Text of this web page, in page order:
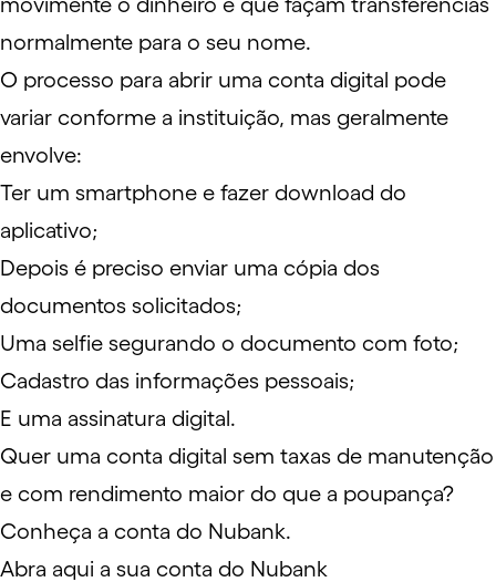
normalmente para o seu nome.
O processo para abrir uma conta digital pode
variar conforme a instituição, mas geralmente
envolve:
Ter um smartphone e fazer download do
aplicativo;
Depois é preciso enviar uma cópia dos
documentos solicitados;
Uma selfie segurando o documento com foto;
Cadastro das informações pessoais;
E uma assinatura digital.
Quer uma conta digital sem taxas de manutenção
e com rendimento maior do que a poupança?
Conheça a conta do Nubank.
Abra aqui a sua conta do Nubank